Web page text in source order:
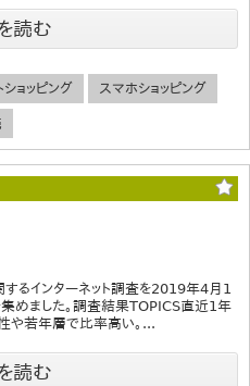
読む
ショッピング スマホショッピング
するインターネット調査を2019年4月1
めました。調査結果TOPICS直近1年
や若年層で比率高い。...
読む